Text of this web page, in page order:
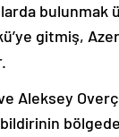
bulunmak
gitmiş,
Aleksey